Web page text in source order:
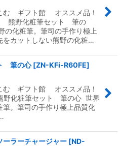
む ギフト館 オススメ品！
熊野化粧筆セット 筆の
の化粧筆。筆司の手作り極上
をカットしない熊野の化粧…
筆の心 [ZN-KFi-R60FE]
む ギフト館 オススメ品！
野化粧筆セット 筆の心 世界
筆。筆司の手作り極上品質化
ラーチャージャー [ND-